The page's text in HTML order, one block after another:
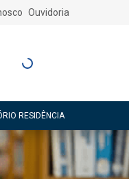
Ouvidoria
ou Cadastre-
RESIDÊNCIA